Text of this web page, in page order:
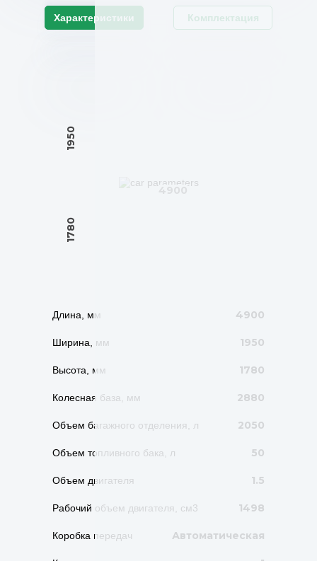
Характеристики Комплектация
1950
1780
Длина, мм
Ширина, мм
Высота, мм
Колесная база, мм
Объем багажного отделения, л
Объем топливного бака, л
Объем двигателя
Рабочий объем двигателя, см3
Коробка передач
4900
1950
1780
2880
2050
50
1.5
1498
Автоматическая